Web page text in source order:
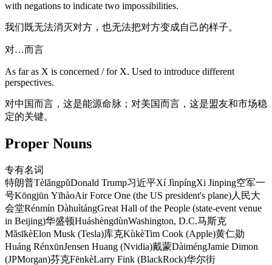
with negations to indicate two impossibilities.
我们既无法消灭对方，也无法把对方变成自己的样子。
对…而言
As far as X is concerned / for X. Used to introduce different
perspectives.
对中国而言，这是能源命脉；对美国而言，这是盟友和市场稳
定的关键。
Proper Nouns
专有名词
特朗普TèlǎngpǔDonald Trump习近平Xí JìnpíngXi Jinping空军一
号Kōngjūn YīhàoAir Force One (the US president's plane)人民大
会堂Rénmín DàhuìtángGreat Hall of the People (state-event venue
in Beijing)华盛顿HuáshèngdùnWashington, D.C.马斯克
MǎsīkèElon Musk (Tesla)库克KùkèTim Cook (Apple)黄仁勋
Huáng RénxūnJensen Huang (Nvidia)戴蒙DàiméngJamie Dimon
(JPMorgan)芬克FēnkèLarry Fink (BlackRock)华尔街